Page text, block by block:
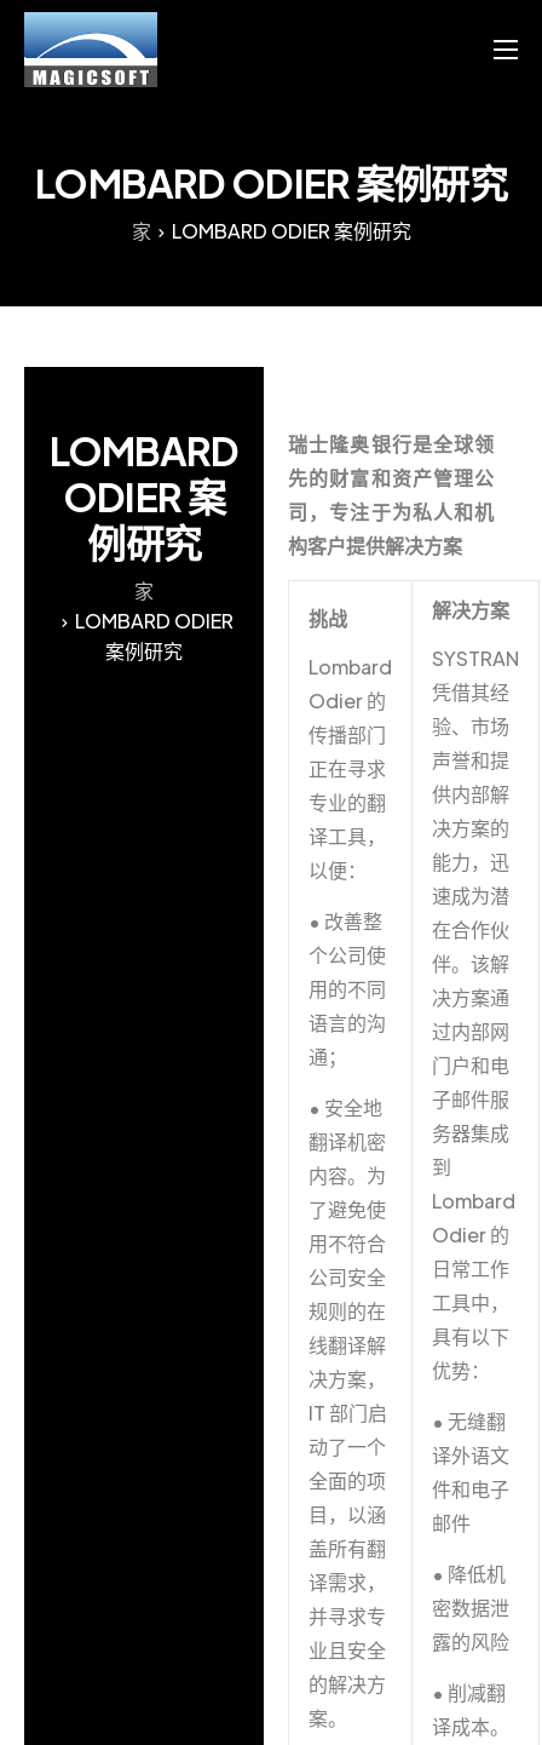
产品
博客
LOMBARD ODIER 案例研究
家 LOMBARD ODIER 案例研究
LOMBARD
ODIER 案
例研究
家
LOMBARD ODIER
案例研究
瑞士隆奥银行是全球领
先的财富和资产管理公
司，专注于为私人和机
构客户提供解决方案
挑战
Lombard
Odier 的
传播部门
正在寻求
专业的翻
译工具，
以便：
• 改善整
个公司使
用的不同
语言的沟
通；
• 安全地
翻译机密
内容。为
了避免使
用不符合
公司安全
规则的在
线翻译解
决方案，
IT 部门启
动了一个
全面的项
目，以涵
盖所有翻
译需求，
并寻求专
业且安全
的解决方
案。
解决方案
SYSTRAN
凭借其经
验、市场
声誉和提
供内部解
决方案的
能力，迅
速成为潜
在合作伙
伴。该解
决方案通
过内部网
门户和电
子邮件服
务器集成
到
Lombard
Odier 的
日常工作
工具中，
具有以下
优势：
• 无缝翻
译外语文
件和电子
邮件
• 降低机
密数据泄
露的风险
• 削减翻
译成本。